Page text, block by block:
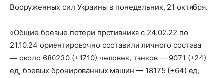
Вооруженных сил Украины в понедельник, 21 октября.
«Общие боевые потери противника с 24.02.22 по
21.10.24 ориентировочно составили личного состава
— около 680230 (+1710) человек, танков — 9071 (+24)
ед, боевых бронированных машин — 18175 (+64) ед,